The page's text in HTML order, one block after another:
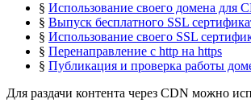
§ Использование своего домена для
§ Выпуск бесплатного SSL
§ Использование своего SSL
§ Перенаправление с http на https
§ Публикация и проверка работы
Для раздачи контента через CDN можно